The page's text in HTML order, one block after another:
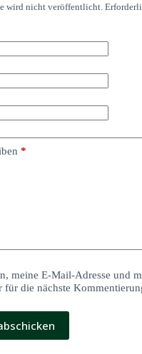
wird nicht veröffentlicht.
*
meine E-Mail-Adresse und
für die nächste